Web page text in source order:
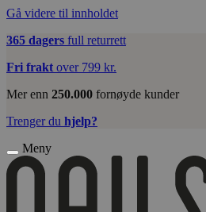
Gå videre til innholdet
365 dagers full returrett
Fri frakt over 799 kr.
Mer enn 250.000 fornøyde kunder
Trenger du hjelp?
Meny